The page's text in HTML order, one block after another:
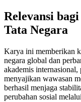
Relevansi
Tata Negara
Karya ini memberikan
negara global dan
akademis
menyajikan wawasan
berhasil menjaga
perubahan sosial